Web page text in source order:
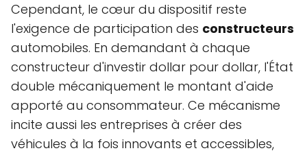
Cependant, le cœur du dispositif reste
l'exigence de participation des constructeurs
automobiles. En demandant à chaque
constructeur d'investir dollar pour dollar, l'État
double mécaniquement le montant d'aide
apporté au consommateur. Ce mécanisme
incite aussi les entreprises à créer des
véhicules à la fois innovants et accessibles,